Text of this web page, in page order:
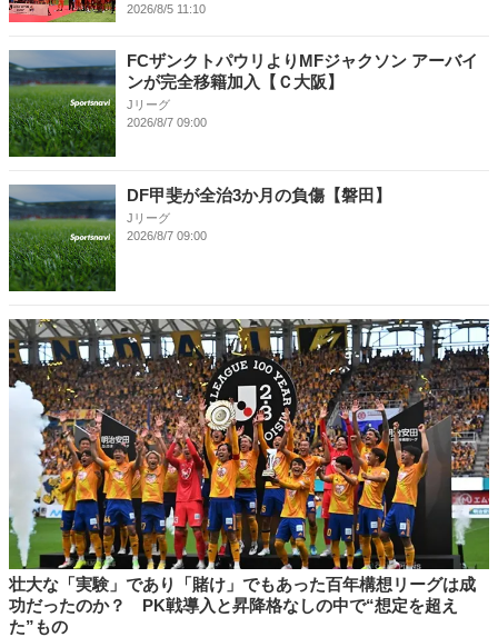
2026/8/5 11:10
FCザンクトパウリよりMFジャクソン アーバイ
ンが完全移籍加入【Ｃ大阪】
Jリーグ
2026/8/7 09:00
DF甲斐が全治3か月の負傷【磐田】
Jリーグ
2026/8/7 09:00
壮大な「実験」であり「賭け」でもあった百年構想リーグは成
功だったのか？ PK戦導入と昇降格なしの中で“想定を超え
た”もの